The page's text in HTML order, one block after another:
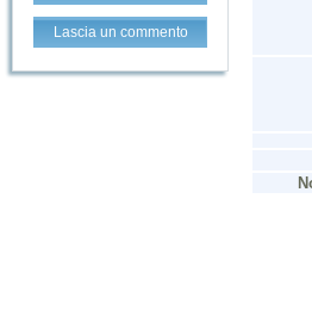
Lascia un commento